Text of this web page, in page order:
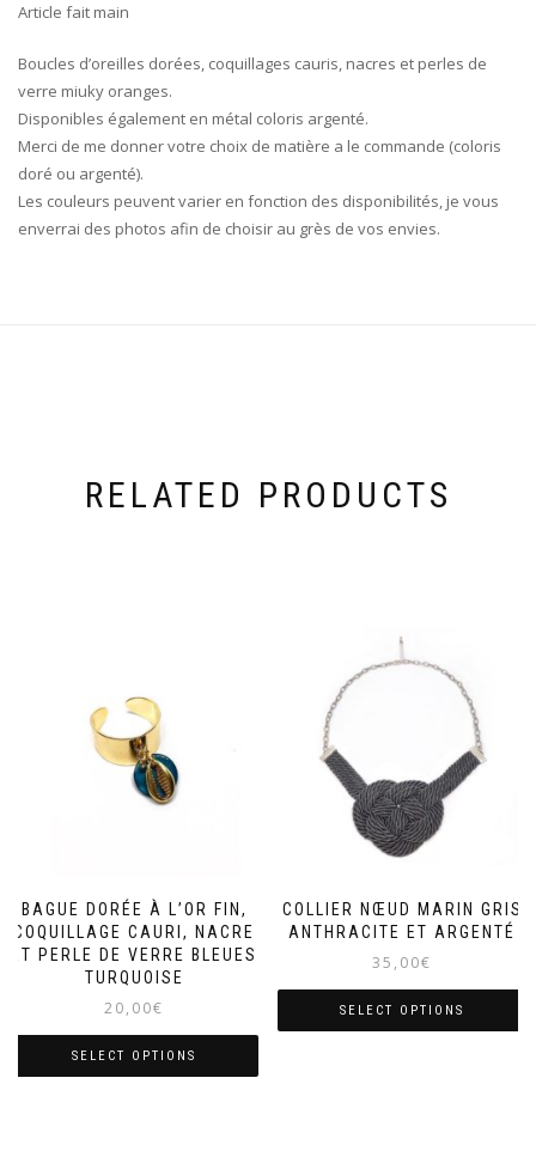
Article fait main
Boucles d’oreilles dorées, coquillages cauris, nacres et perles de
verre miuky oranges.
Disponibles également en métal coloris argenté.
Merci de me donner votre choix de matière a le commande (coloris
doré ou argenté).
Les couleurs peuvent varier en fonction des disponibilités, je vous
enverrai des photos afin de choisir au grès de vos envies.
RELATED PRODUCTS
BAGUE DORÉE À L’OR FIN,
COQUILLAGE CAURI, NACRE
ET PERLE DE VERRE BLEUES
TURQUOISE
20,00€
SELECT OPTIONS
COLLIER NŒUD MARIN GRIS
ANTHRACITE ET ARGENTÉ
35,00€
SELECT OPTIONS